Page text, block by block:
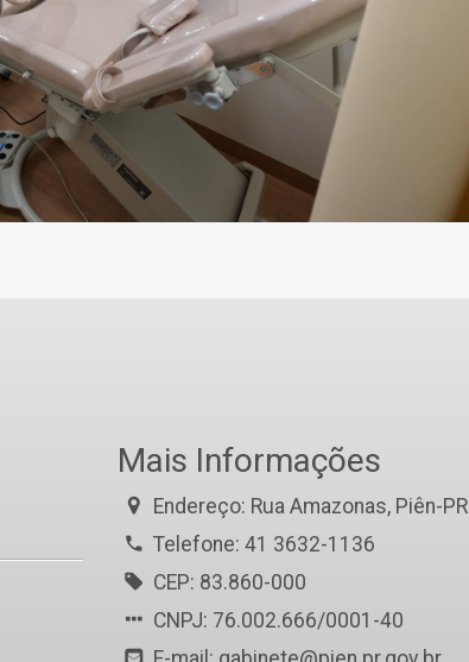
Mais Informações
Endereço: Rua Amazonas, Piên-PR
Telefone: 41 3632-1136
CEP: 83.860-000
CNPJ: 76.002.666/0001-40